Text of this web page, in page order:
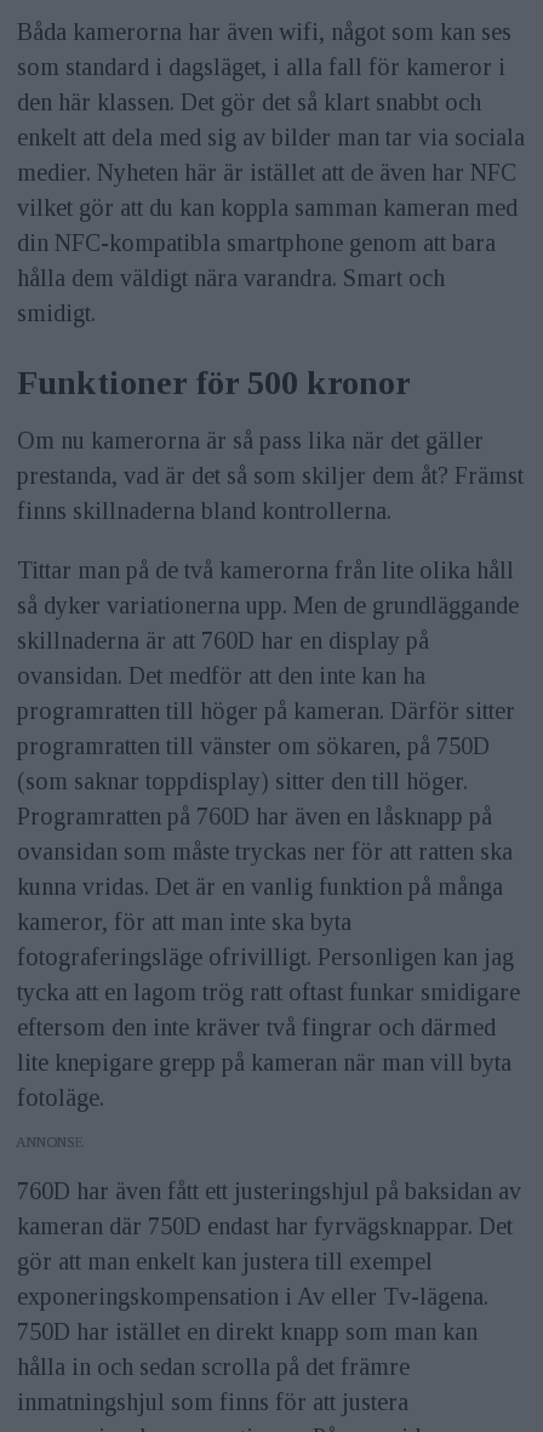
Båda kamerorna har även wifi, något som kan ses
som standard i dagsläget, i alla fall för kameror i
den här klassen. Det gör det så klart snabbt och
enkelt att dela med sig av bilder man tar via sociala
medier. Nyheten här är istället att de även har NFC
vilket gör att du kan koppla samman kameran med
din NFC-kompatibla smartphone genom att bara
hålla dem väldigt nära varandra. Smart och
smidigt.
Funktioner för 500 kronor
Om nu kamerorna är så pass lika när det gäller
prestanda, vad är det så som skiljer dem åt? Främst
finns skillnaderna bland kontrollerna.
Tittar man på de två kamerorna från lite olika håll
så dyker variationerna upp. Men de grundläggande
skillnaderna är att 760D har en display på
ovansidan. Det medför att den inte kan ha
programratten till höger på kameran. Därför sitter
programratten till vänster om sökaren, på 750D
(som saknar toppdisplay) sitter den till höger.
Program­ratten på 760D har även en låsknapp på
ovansidan som måste tryckas ner för att ratten ska
kunna vridas. Det är en vanlig funktion på många
kameror, för att man inte ska byta
fotograferingsläge ofrivilligt. Personligen kan jag
tycka att en lagom trög ratt oftast funkar smidigare
eftersom den inte kräver två fingrar och därmed
lite knepigare grepp på kameran när man vill byta
fotoläge.
ANNONS
760D har även fått ett justeringshjul på baksidan av
kameran där 750D endast har fyrvägsknappar. Det
gör att man enkelt kan justera till exempel
exponeringskompensation i Av eller Tv-lägena.
750D har istället en direkt knapp som man kan
hålla in och sedan scrolla på det främre
inmatningshjul som finns för att justera